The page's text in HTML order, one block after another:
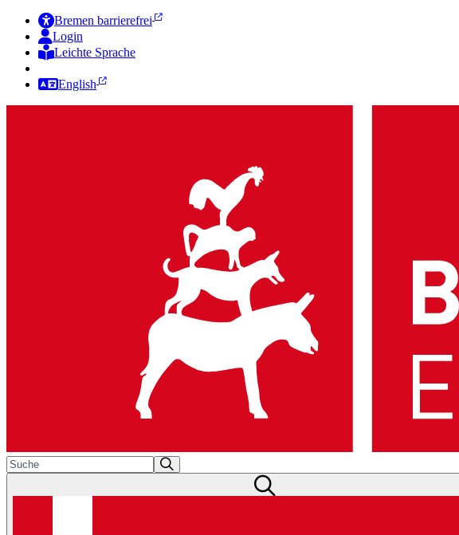
Bremen barrierefrei
Login
Leichte Sprache
English